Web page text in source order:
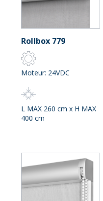
Rollbox 779
Moteur: 24VDC
L MAX 260 cm x H MAX
400 cm